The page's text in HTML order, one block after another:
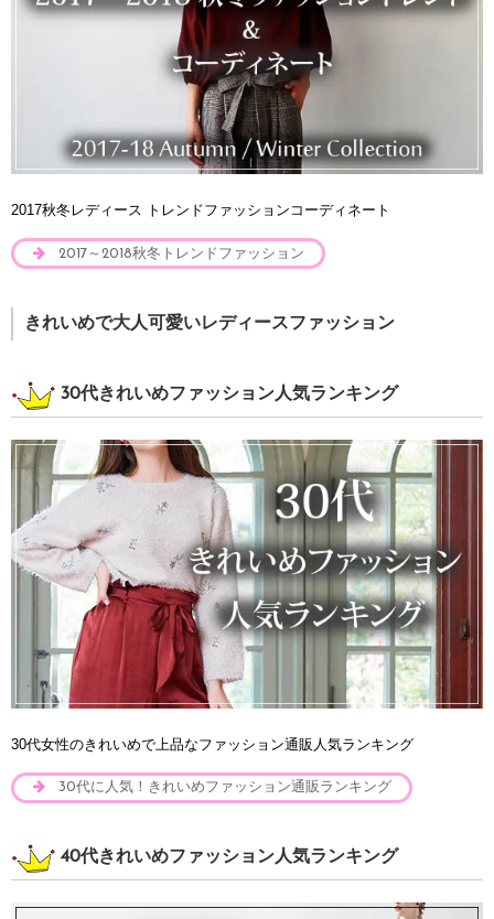
2017秋冬レディース トレンドファッションコーディネート
2017～2018秋冬トレンドファッション
きれいめで大人可愛いレディースファッション
30代きれいめファッション人気ランキング
30代女性のきれいめで上品なファッション通販人気ランキング
30代に人気！きれいめファッション通販ランキング
40代きれいめファッション人気ランキング